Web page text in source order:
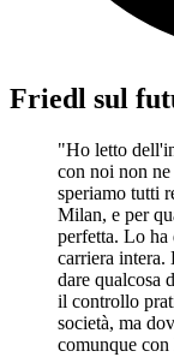
Friedl sul
"Ho letto
con noi non
speriamo tutti
Milan, e per
perfetta. Lo ha
carriera intera.
dare qualcosa
il controllo
società, ma
comunque